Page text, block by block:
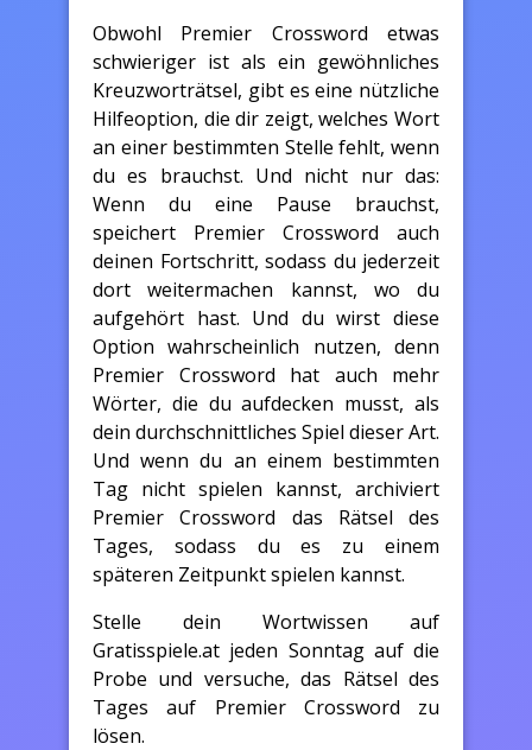
Obwohl Premier Crossword etwas
schwieriger ist als ein gewöhnliches
Kreuzworträtsel, gibt es eine nützliche
Hilfeoption, die dir zeigt, welches Wort
an einer bestimmten Stelle fehlt, wenn
du es brauchst. Und nicht nur das:
Wenn du eine Pause brauchst,
speichert Premier Crossword auch
deinen Fortschritt, sodass du jederzeit
dort weitermachen kannst, wo du
aufgehört hast. Und du wirst diese
Option wahrscheinlich nutzen, denn
Premier Crossword hat auch mehr
Wörter, die du aufdecken musst, als
dein durchschnittliches Spiel dieser Art.
Und wenn du an einem bestimmten
Tag nicht spielen kannst, archiviert
Premier Crossword das Rätsel des
Tages, sodass du es zu einem
späteren Zeitpunkt spielen kannst.
Stelle dein Wortwissen auf
Gratisspiele.at jeden Sonntag auf die
Probe und versuche, das Rätsel des
Tages auf Premier Crossword zu
lösen.